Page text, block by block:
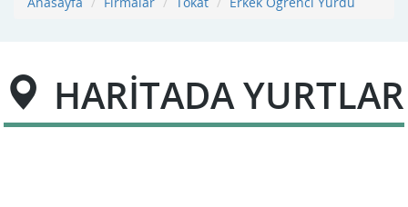
HARİTADA YURTLAR